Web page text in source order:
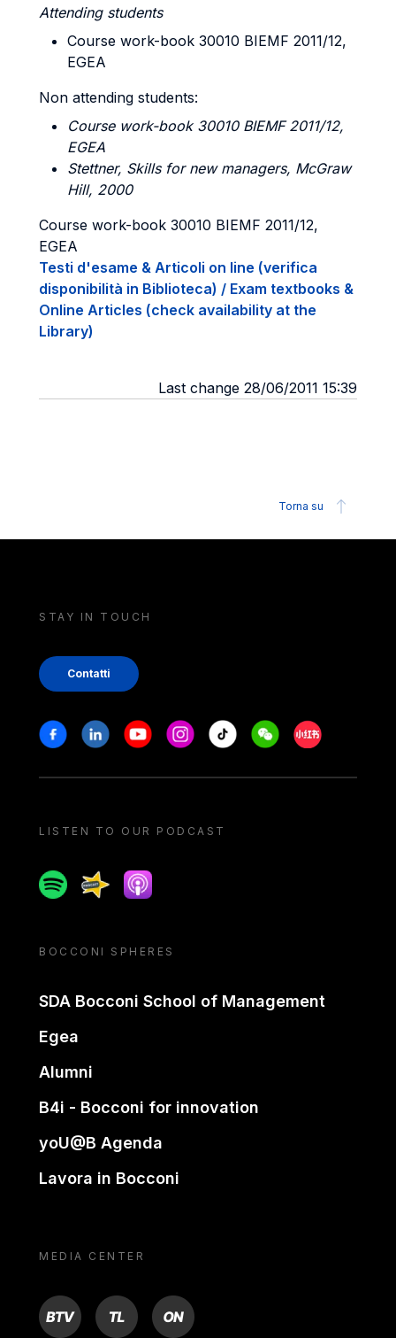
Attending students
Course work-book 30010 BIEMF 2011/12,
EGEA
Non attending students:
Course work-book 30010 BIEMF 2011/12,
EGEA
Stettner, Skills for new managers, McGraw
Hill, 2000
Course work-book 30010 BIEMF 2011/12,
EGEA
Testi d'esame & Articoli on line (verifica
disponibilità in Biblioteca) / Exam textbooks &
Online Articles (check availability at the
Library)
Last change 28/06/2011 15:39
Torna su
STAY IN TOUCH
Contatti
Stay in touch
FacebookLinkedinYoutubeInstagram
Tiktok WeechatXiaohongshu/
LISTEN TO OUR PODCAST
SpotifySpreakerApple podcast
BOCCONI SPHERES
SDA Bocconi School of Management
Egea
Alumni
B4i - Bocconi for innovation
yoU@B Agenda
Lavora in Bocconi
MEDIA CENTER
BTV TL ON